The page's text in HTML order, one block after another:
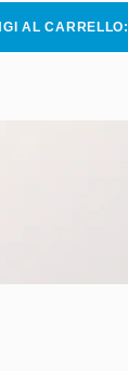
AL CARRELLO: